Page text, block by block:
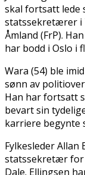
skal fortsatt lede
statssekretærer i
Åmland (FrP).
har bodd i Oslo i
Wara (54) ble
sønn av
Han har fortsatt
bevart sin
karriere begynte
Fylkesleder Allan
statssekretær for
Dale. Ellingsen